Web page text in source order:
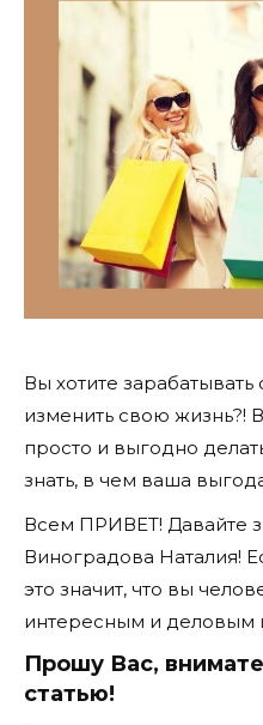
Вы хотите
изменить свою жизнь?!
просто и выгодно
знать, в чем ваша
Всем ПРИВЕТ! Давайте
Виноградова Наталия!
это значит, что вы
интересным и деловым
Прошу Вас,
статью!